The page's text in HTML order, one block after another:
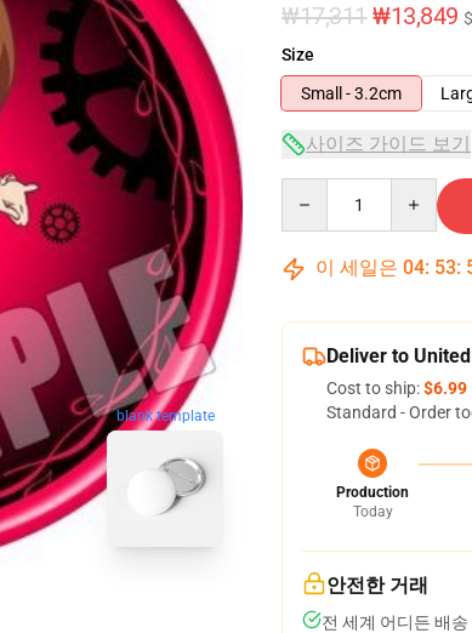
blank template
₩17,311 ₩13,849
Size
Small - 3.2cm
사이즈 가이드 보기
이 세일은 04: 53:
Deliver to
Cost to ship:$6.99
Standard - Order
Production
Today
안전한 거래
전 세계 어디든 배송